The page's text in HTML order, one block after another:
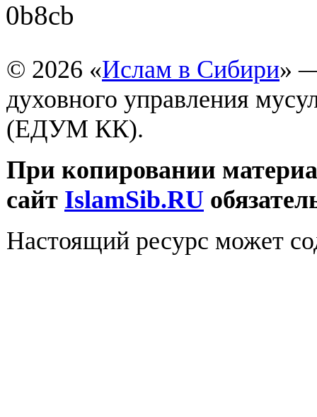
© 2026 «Ислам в Сибири»
духовного управления
(ЕДУМ КК).
При копировании
сайт IslamSib.RU
Настоящий ресурс может